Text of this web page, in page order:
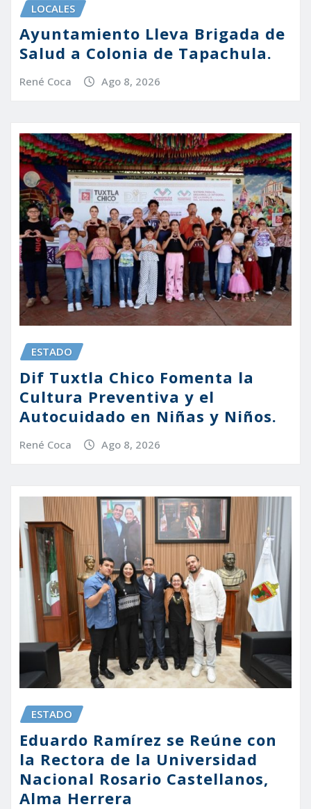
LOCALES
Ayuntamiento Lleva Brigada de
Salud a Colonia de Tapachula.
René Coca Ago 8, 2026
ESTADO
Dif Tuxtla Chico Fomenta la
Cultura Preventiva y el
Autocuidado en Niñas y Niños.
René Coca Ago 8, 2026
ESTADO
Eduardo Ramírez se Reúne con
la Rectora de la Universidad
Nacional Rosario Castellanos,
Alma Herrera